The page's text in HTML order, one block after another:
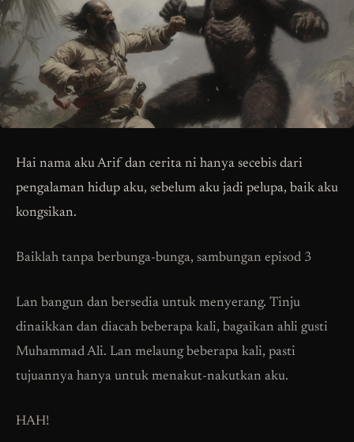
Hai nama aku Arif dan cerita ni hanya secebis dari
pengalaman hidup aku, sebelum aku jadi pelupa, baik aku
kongsikan.
Baiklah tanpa berbunga-bunga, sambungan episod 3
Lan bangun dan bersedia untuk menyerang. Tinju
dinaikkan dan diacah beberapa kali, bagaikan ahli gusti
Muhammad Ali. Lan melaung beberapa kali, pasti
tujuannya hanya untuk menakut-nakutkan aku.
HAH!